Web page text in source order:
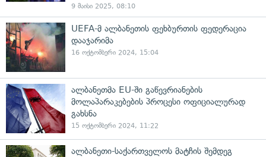
9 მაისი 2025, 08:10
UEFA-მ ალბანეთის ფეხბურთის ფედერაცია
დააჯარიმა
16 ოქტომბერი 2024, 15:04
ალბანეთმა EU-ში გაწევრიანების
მოლაპარაკებების პროცესი ოფიციალურად
გახსნა
15 ოქტომბერი 2024, 11:22
ალბანეთი-საქართველოს მატჩის შემდეგ